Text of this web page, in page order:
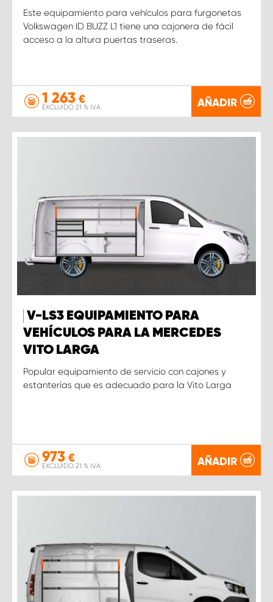
Este equipamiento para vehículos para furgonetas
Volkswagen ID BUZZ L1 tiene una cajonera de fácil
acceso a la altura puertas traseras.
1 263 €
EXCLUIDO 21 % IVA AÑADIR
V-LS3 EQUIPAMIENTO PARA
VEHÍCULOS PARA LA MERCEDES
VITO LARGA
Popular equipamiento de servicio con cajones y
estanterías que es adecuado para la Vito Larga
973 €
EXCLUIDO 21 % IVA AÑADIR